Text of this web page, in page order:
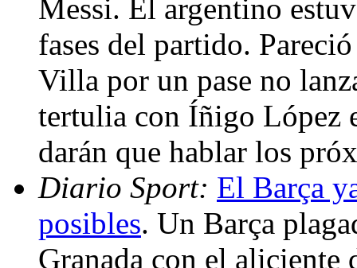
Messi. El argentino
fases del partido.
Villa por un pase no
tertulia con Íñigo López
darán que hablar los
Diario Sport: El Barça
posibles. Un Barça
Granada con el aliciente